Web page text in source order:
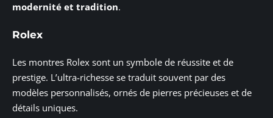
modernité et tradition.
Rolex
Les montres Rolex sont un symbole de réussite et de
prestige. L’ultra-richesse se traduit souvent par des
modèles personnalisés, ornés de pierres précieuses et de
détails uniques.